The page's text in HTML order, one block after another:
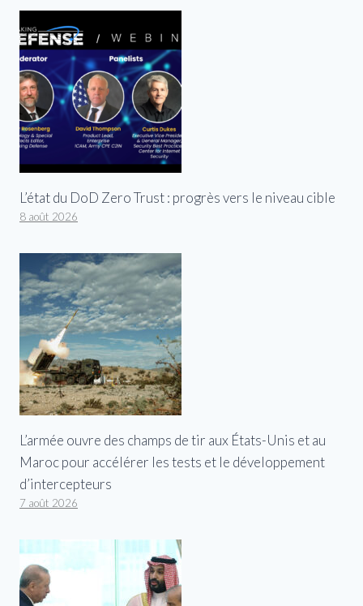
L’état du DoD Zero Trust : progrès vers le niveau cible
8 août 2026
L’armée ouvre des champs de tir aux États-Unis et au
Maroc pour accélérer les tests et le développement
d’intercepteurs
7 août 2026